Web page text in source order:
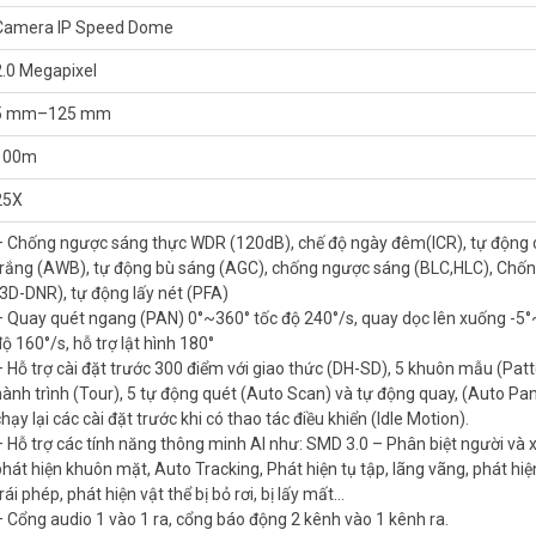
rơi, bị lấy mất…
ra.
truyền
Tham khảo thêm thông tin tại
IP Speed Dome
Megapixel
mm–125 mm
Chống ngược sáng thực WDR (120dB), chế độ ngày đêm(ICR), tự động
(AWB), tự động bù sáng (AGC), chống ngược sáng (BLC,HLC),
DNR), tự động lấy nét (PFA)
Quay quét ngang (PAN) 0°~360° tốc độ 240°/s, quay dọc lên xuống -
160°/s, hỗ trợ lật hình 180°
Hỗ trợ cài đặt trước 300 điểm với giao thức (DH-SD), 5 khuôn mẫu
trình (Tour), 5 tự động quét (Auto Scan) và tự động quay, (Auto
lại các cài đặt trước khi có thao tác điều khiển (Idle Motion).
Hỗ trợ các tính năng thông minh AI như: SMD 3.0 – Phân biệt người và
hiện khuôn mặt, Auto Tracking, Phát hiện tụ tập, lãng vãng, phát
phép, phát hiện vật thể bị bỏ rơi, bị lấy mất…
Cổng audio 1 vào 1 ra, cổng báo động 2 kênh vào 1 kênh ra.